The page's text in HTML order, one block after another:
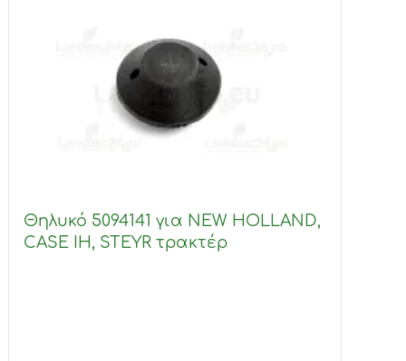
Θηλυκό 5094141 για NEW HOLLAND,
CASE IH, STEYR τρακτέρ